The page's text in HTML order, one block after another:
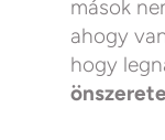
mások
ahogy
hogy